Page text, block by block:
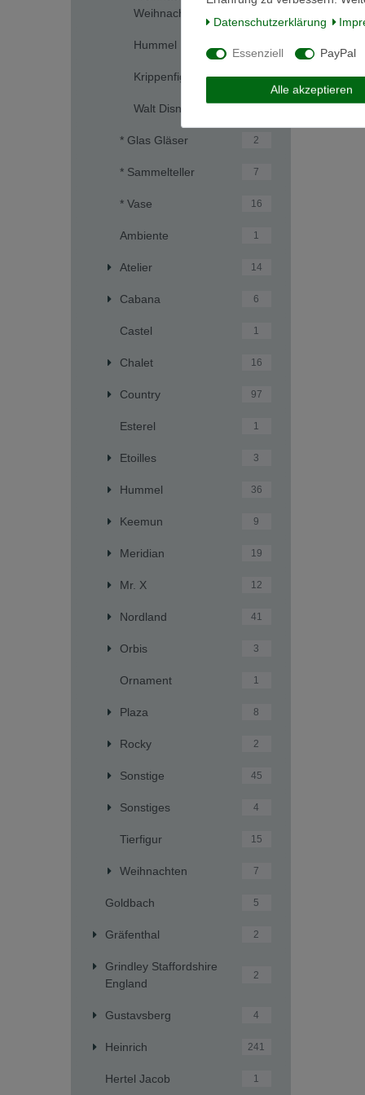
Weihnachten
6
Hummel
Krippenfigur 7
Walt Disney
* Glas Gläser 2
* Sammelteller 7
* Vase 16
Ambiente 1
Atelier 14
Cabana 6
Castel 1
Chalet 16
Country 97
Esterel 1
Etoilles 3
Hummel 36
Keemun 9
Meridian 19
Mr. X 12
Nordland 41
Orbis 3
Ornament 1
Plaza 8
Rocky 2
Sonstige 45
Sonstiges 4
Tierfigur 15
Weihnachten 7
Goldbach 5
Gräfenthal 2
Grindley Staffordshire
England
2
Gustavsberg 4
Heinrich 241
Hertel Jacob 1
Daten­schutz­erklärung
Essenziell PayPal
Alle akzeptieren